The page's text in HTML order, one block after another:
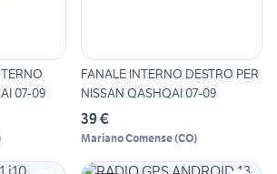
07-09
FANALE INTERNO DESTRO PER
NISSAN QASHQAI 07-09
39 €
Mariano Comense(CO)